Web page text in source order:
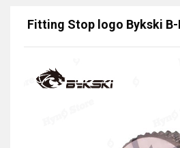
Fitting Stop logo Bykski B-